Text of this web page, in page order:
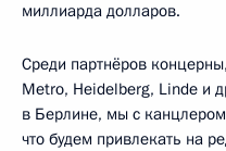
миллиарда долларов.
Среди партнёров
Metro, Heidelberg, Linde и
в Берлине, мы с
что будем привлекать на